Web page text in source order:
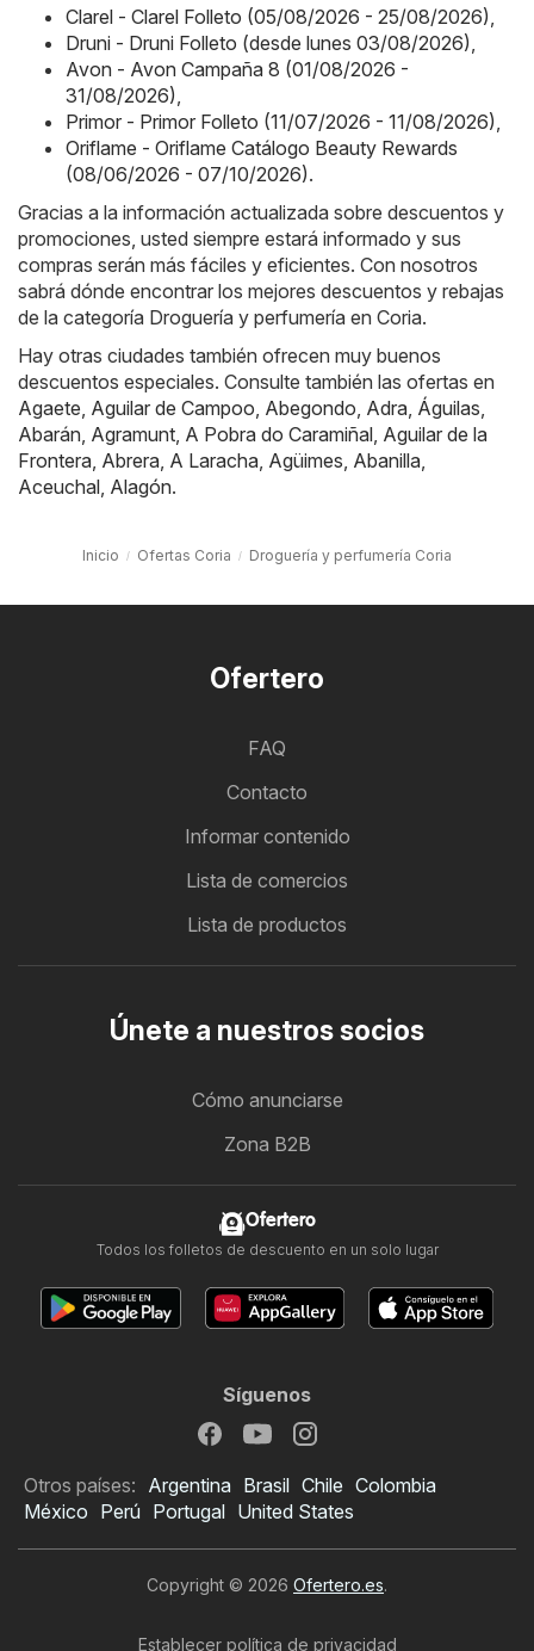
Clarel - Clarel Folleto (05/08/2026 - 25/08/2026)
Druni - Druni Folleto (desde lunes 03/08/2026)
Avon - Avon Campaña 8 (01/08/2026 -
31/08/2026)
Primor - Primor Folleto (11/07/2026 - 11/08/2026)
Oriflame - Oriflame Catálogo Beauty Rewards
(08/06/2026 - 07/10/2026).
Gracias a la información actualizada sobre descuentos y
promociones, usted siempre estará informado y sus
compras serán más fáciles y eficientes. Con nosotros
sabrá dónde encontrar los mejores descuentos y rebajas
de la categoría Droguería y perfumería en Coria.
Hay otras ciudades también ofrecen muy buenos
descuentos especiales. Consulte también las ofertas en
Agaete Aguilar de Campoo Abegondo Adra Águilas
Abarán Agramunt A Pobra do Caramiñal Aguilar de la
Frontera Abrera A Laracha Agüimes Abanilla
Aceuchal Alagón.
Inicio Ofertas Coria Droguería y perfumería Coria
Ofertero
FAQ
Contacto
Informar contenido
Lista de comercios
Lista de productos
Únete a nuestros socios
Cómo anunciarse
Zona B2B
Ofertero
Todos los folletos de descuento en un solo lugar
Síguenos
Otros países: Argentina Brasil Chile Colombia
México Perú Portugal United States
Copyright © 2026 Ofertero.es.
Establecer política de privacidad